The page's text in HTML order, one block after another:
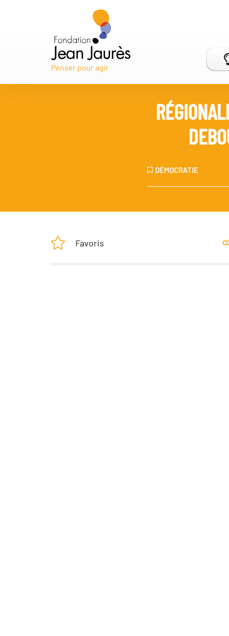
Penser pour agir
DÉMOCRATIE
Favoris